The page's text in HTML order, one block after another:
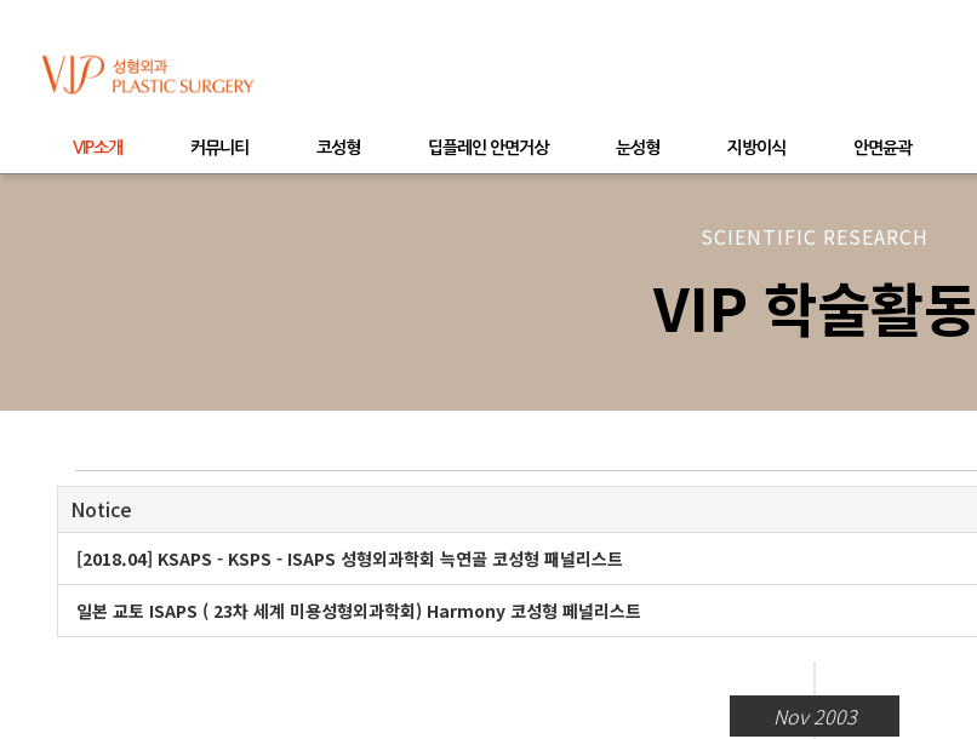
VIP소개 커뮤니티 코성형 딥플레인 안면거상 눈성형 지방이식 안면윤곽
SCIENTIFIC RESEARCH
VIP 학술활동
Notice
[2018.04] KSAPS - KSPS - ISAPS 성형외과학회 늑연골 코성형 패널리스트
일본 교토 ISAPS ( 23차 세계 미용성형외과학회) Harmony 코성형 페널리스트
Nov 2003